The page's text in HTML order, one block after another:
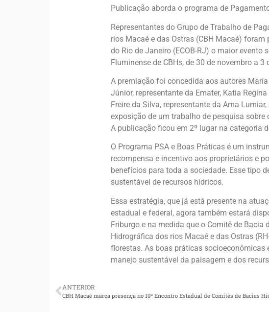
Publicação aborda o programa de
Representantes do Grupo de Trabalho de
rios Macaé e das Ostras (CBH Macaé)
do Rio de Janeiro (ECOB-RJ) o maior
Fluminense de CBHs, de 30 de novembro a 3
A premiação foi concedida aos autores
Júnior, representante da Emater, Katia
Freire da Silva, representante da Ama
exposição de um trabalho de pesquisa
A publicação ficou em 2º lugar na categoria
O Programa PSA e Boas Práticas é um
recompensa e incentivo aos proprietários e
benefícios para toda a sociedade. Esse tipo
sustentável de recursos hídricos.
Essa estratégia, que já está presente na
estadual e federal, agora também estará
Friburgo e na medida que o Comitê de
Hidrográfica dos rios Macaé e das Ostras
florestas. As boas práticas socioeconômicas
manejo sustentável da paisagem e dos
ANTERIOR
CBH Macaé marca presença no 10º Encontro Estadual de Comitês de Bacias